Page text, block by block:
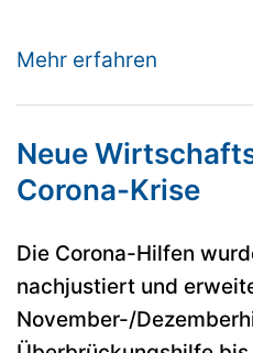
Mehr erfahren
Neue
Corona-Krise
Die Corona-Hilfen
nachjustiert und
November-/